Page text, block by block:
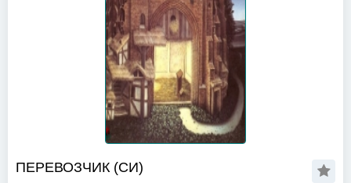
ПЕРЕВОЗЧИК (СИ)